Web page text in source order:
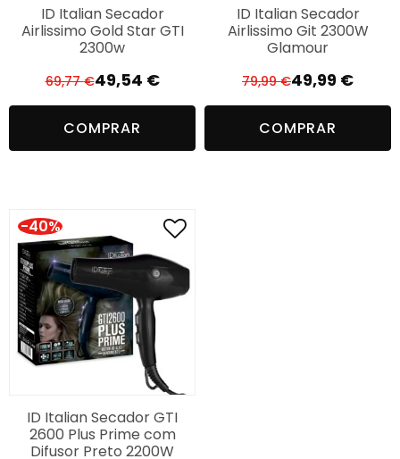
ID Italian Secador
Airlissimo Gold Star GTI
2300w
69,77€ O
preço
original
era:
49,54 €
O
preço
atual
é:
COMPRAR
ID Italian Secador
Airlissimo Git 2300W
Glamour
79,99€ O
preço
original
era:
49,99 €
O
preço
atual
é:
COMPRAR
-40%
ID Italian Secador GTI
2600 Plus Prime com
Difusor Preto 2200W